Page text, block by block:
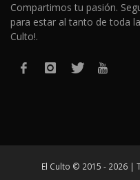
Compartimos tu pasión.
para estar al tanto de toda
Culto!.
El Culto © 2015 - 2026